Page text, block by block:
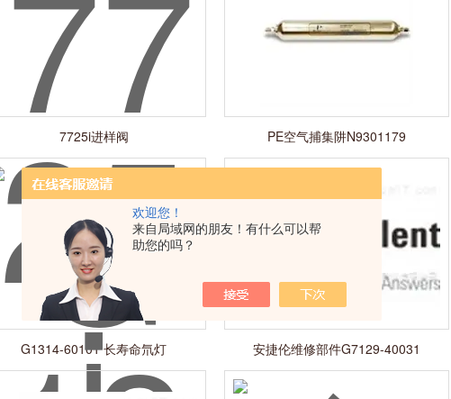
欢迎您！
来自局域网的朋友！有什么可以帮
助您的吗？
7725i进样阀 PE空气捕集阱N9301179
G1314-60101 长寿命氘灯 安捷伦维修部件G7129-40031